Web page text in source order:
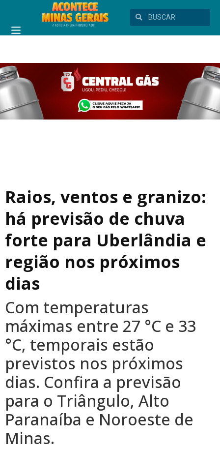
Raios, ventos e granizo:
há previsão de chuva
forte para Uberlândia e
região nos próximos
dias
Com temperaturas
máximas entre 27 °C e 33
°C, temporais estão
previstos nos próximos
dias. Confira a previsão
para o Triângulo, Alto
Paranaíba e Noroeste de
Minas.